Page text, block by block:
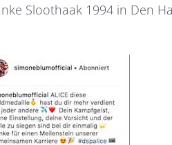
Sloothaak 1994 in Den